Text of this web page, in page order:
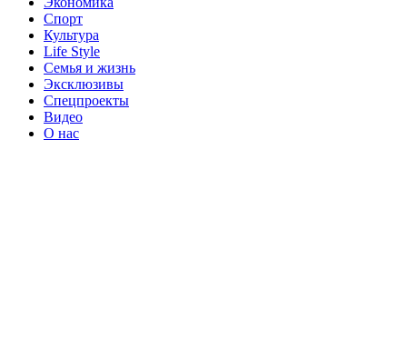
Спорт
Культура
Life Style
Семья и жизнь
Эксклюзивы
Спецпроекты
Видео
О нас